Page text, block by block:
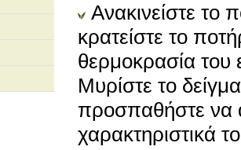
Ανακινείστε το
κρατείστε το
θερμοκρασία του
Μυρίστε το
προσπαθήστε να
χαρακτηριστικά